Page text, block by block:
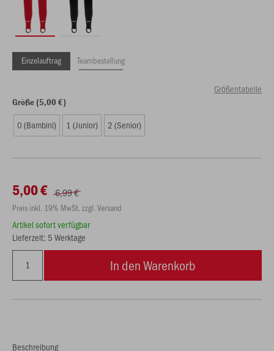
Einzelauftrag Teambestellung
Größentabelle
Größe (5,00 €)
0 (Bambini) 1 (Junior) 2 (Senior)
5,00 € 6,99 €
Preis inkl. 19% MwSt. zzgl. Versand
Artikel sofort verfügbar
Lieferzeit: 5 Werktage
In den Warenkorb
Beschreibung